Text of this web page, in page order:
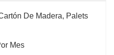
De Madera, Palets
Mes